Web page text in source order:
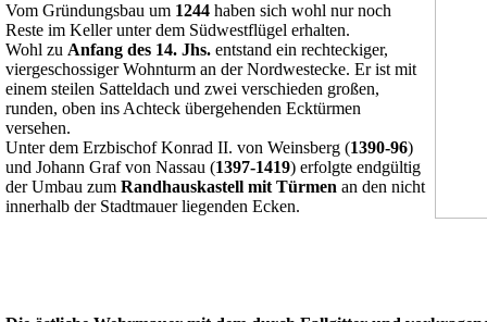
Vom Gründungsbau um 1244 haben sich wohl nur noch
Reste im Keller unter dem Südwestflügel erhalten.
Wohl zu Anfang des 14. Jhs. entstand ein rechteckiger,
viergeschossiger Wohnturm an der Nordwestecke. Er ist mit
einem steilen Satteldach und zwei verschieden großen,
runden, oben ins Achteck übergehenden Ecktürmen
versehen.
Unter dem Erzbischof Konrad II. von Weinsberg (1390-96)
und Johann Graf von Nassau (1397-1419) erfolgte endgültig
der Umbau zum Randhauskastell mit Türmen an den nicht
innerhalb der Stadtmauer liegenden Ecken.